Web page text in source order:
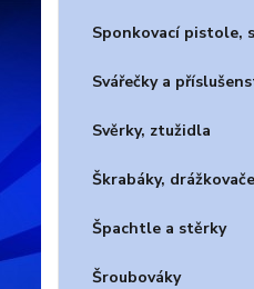
Sponkovací pistole,
Svářečky a
Svěrky, ztužidla
Škrabáky, drážkovače
Špachtle a stěrky
Šroubováky